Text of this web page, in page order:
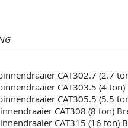
CAT302.7 (2.7
CAT303.5 (4
CAT305.5 (5.5
CAT308 (8 ton)
CAT315 (16 ton)